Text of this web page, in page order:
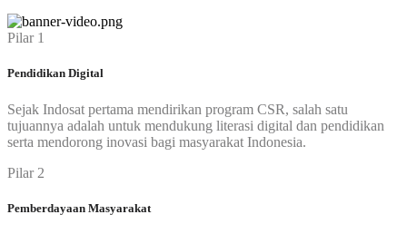
Pilar 1
Pendidikan Digital
Sejak Indosat pertama mendirikan program CSR, salah satu
tujuannya adalah untuk mendukung literasi digital dan pendidikan
serta mendorong inovasi bagi masyarakat Indonesia.
Pilar 2
Pemberdayaan Masyarakat